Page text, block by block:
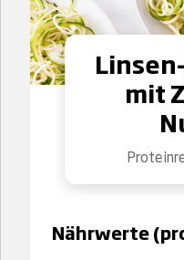
mit
Nährwerte